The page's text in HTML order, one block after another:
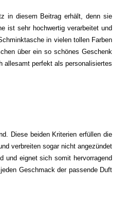
in diesem Beitrag erhält, denn sie
ist sehr hochwertig verarbeitet und
in vielen tollen Farben
über ein so schönes Geschenk
allesamt perfekt als personalisiertes
Diese beiden Kriterien erfüllen die
verbreiten sogar nicht angezündet
und eignet sich somit hervorragend
Geschmack der passende Duft